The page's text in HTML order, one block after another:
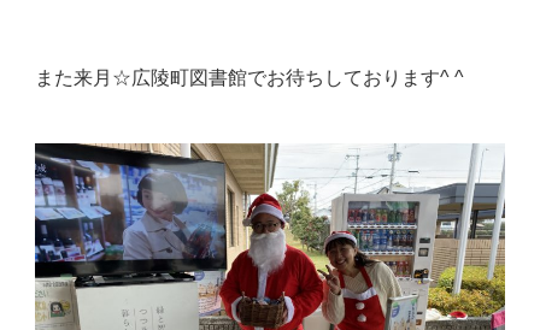
また来月☆広陵町図書館でお待ちしております^ ^